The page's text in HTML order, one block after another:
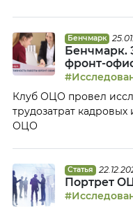
Бенчмарк
Бенчмарк.
фронт-
Клуб ОЦО провел
трудозатрат
ОЦО
Статья
Портрет